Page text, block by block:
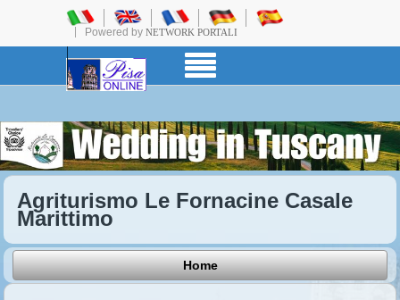
Powered by NETWORK PORTALI
Agriturismo Le Fornacine Casale
Marittimo
Home